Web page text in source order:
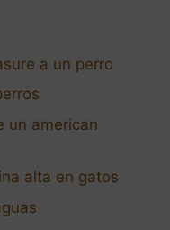
a un perro
un american
alta en gatos